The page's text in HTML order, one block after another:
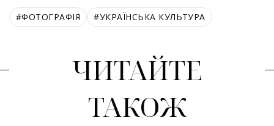
#ФОТОГРАФІЯ #УКРАЇНСЬКА КУЛЬТУРА
ЧИТАЙТЕ
ТАКОЖ